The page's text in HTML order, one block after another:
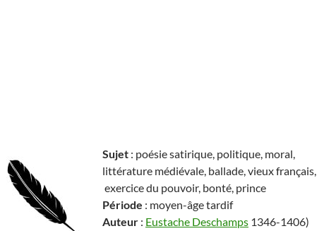
Sujet : poésie satirique, politique, moral,
littérature médiévale, ballade, vieux français,
exercice du pouvoir, bonté, prince
Période : moyen-âge tardif
Auteur : Eustache Deschamps 1346-1406)